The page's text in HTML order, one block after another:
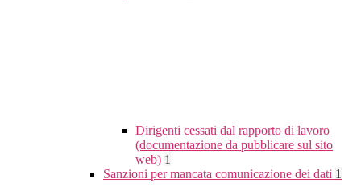
Dirigenti cessati dal rapporto di lavoro
(documentazione da pubblicare sul sito
web) 1
Sanzioni per mancata comunicazione dei dati 1